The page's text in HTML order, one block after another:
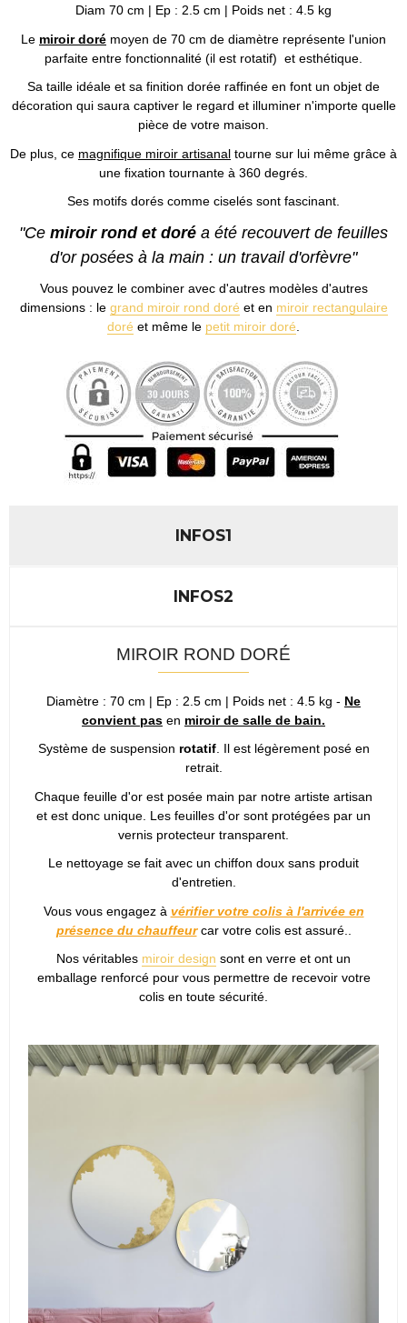
Diam 70 cm | Ep : 2.5 cm | Poids net : 4.5 kg
Le miroir doré moyen de 70 cm de diamètre représente l'union
parfaite entre fonctionnalité (il est rotatif) et esthétique.
Sa taille idéale et sa finition dorée raffinée en font un objet de
décoration qui saura captiver le regard et illuminer n'importe quelle
pièce de votre maison.
De plus, ce magnifique miroir artisanal tourne sur lui même grâce à
une fixation tournante à 360 degrés.
Ses motifs dorés comme ciselés sont fascinant.
"Ce miroir rond et doré a été recouvert de feuilles
d'or posées à la main : un travail d'orfèvre"
Vous pouvez le combiner avec d'autres modèles d'autres
dimensions : le grand miroir rond doré et en miroir rectangulaire
doré et même le petit miroir doré.
INFOS1
INFOS2
MIROIR ROND DORÉ
Diamètre : 70 cm | Ep : 2.5 cm | Poids net : 4.5 kg - Ne
convient pas en miroir de salle de bain.
Système de suspension rotatif. Il est légèrement posé en
retrait.
Chaque feuille d'or est posée main par notre artiste artisan
et est donc unique. Les feuilles d'or sont protégées par un
vernis protecteur transparent.
Le nettoyage se fait avec un chiffon doux sans produit
d'entretien.
Vous vous engagez à vérifier votre colis à l'arrivée en
présence du chauffeurcar votre colis est assuré..
Nos véritables miroir design sont en verre et ont un
emballage renforcé pour vous permettre de recevoir votre
colis en toute sécurité.